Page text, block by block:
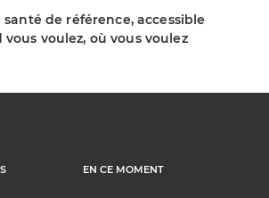
santé de référence, accessible
voulez, où vous voulez
EN CE MOMENT